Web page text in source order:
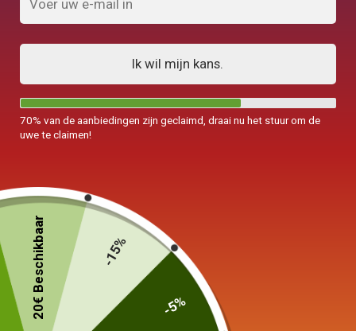
Japanse theepot
Ik wil mijn kans.
70% van de aanbiedingen zijn geclaimd, draai nu het stuur om de
uwe te claimen!
20€ Beschikbaar -15%
-5%